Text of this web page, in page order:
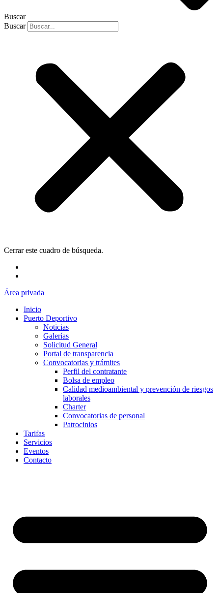
Buscar
Buscar
Cerrar este cuadro de búsqueda.
Área privada
Inicio
Puerto Deportivo
Noticias
Galerías
Solicitud General
Portal de transparencia
Convocatorias y trámites
Perfil del contratante
Bolsa de empleo
Calidad medioambiental y prevención de riesgos
laborales
Charter
Convocatorias de personal
Patrocinios
Tarifas
Servicios
Eventos
Contacto